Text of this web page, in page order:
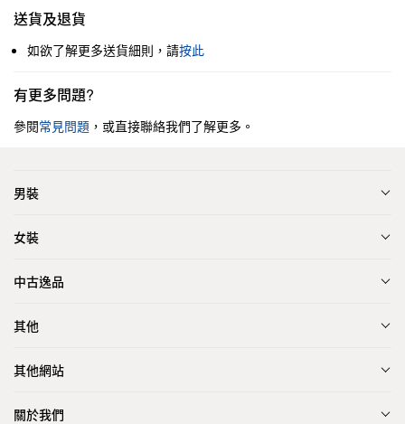
送貨及退貨
如欲了解更多送貨細則，請按此
有更多問題?
參閱常見問題 ，或直接聯絡我們了解更多。
男裝
女裝
中古逸品
其他
其他網站
關於我們